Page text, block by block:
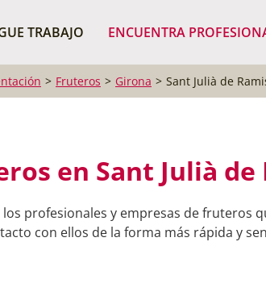
TRABAJO ENCUENTRA
Fruteros Girona Sant Julià de
en Sant Julià de
profesionales y empresas de fruteros
con ellos de la forma más rápida y